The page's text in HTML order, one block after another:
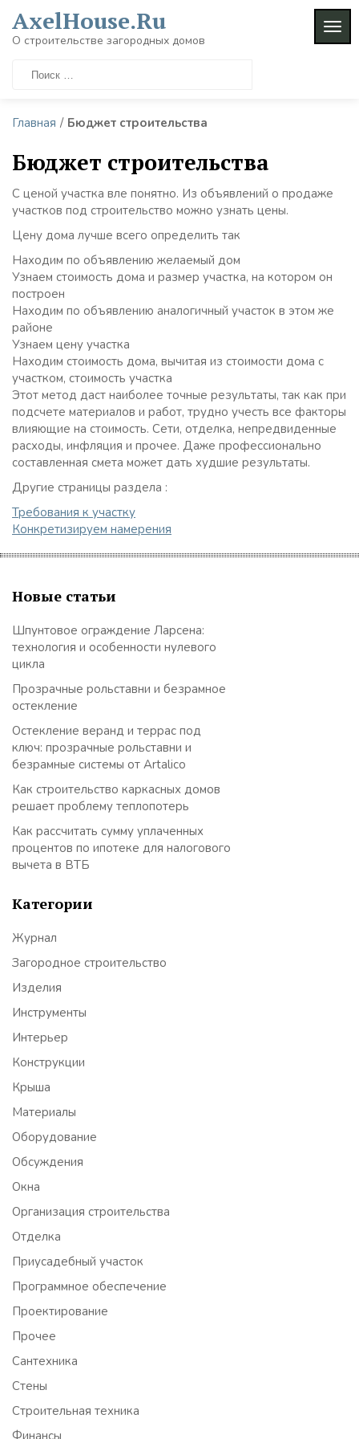
AxelHouse.Ru
О строительстве загородных домов
Главная / Бюджет строительства
Бюджет строительства
С ценой участка вле понятно. Из объявлений о продаже
участков под строительство можно узнать цены.
Цену дома лучше всего определить так
Находим по объявлению желаемый дом
Узнаем стоимость дома и размер участка, на котором он
построен
Находим по объявлению аналогичный участок в этом же
районе
Узнаем цену участка
Находим стоимость дома, вычитая из стоимости дома с
участком, стоимость участка
Этот метод даст наиболее точные результаты, так как при
подсчете материалов и работ, трудно учесть все факторы
влияющие на стоимость. Сети, отделка, непредвиденные
расходы, инфляция и прочее. Даже профессионально
составленная смета может дать худшие результаты.
Другие страницы раздела :
Требования к участку
Конкретизируем намерения
Новые статьи
Шпунтовое ограждение Ларсена:
технология и особенности нулевого
цикла
Прозрачные рольставни и безрамное
остекление
Остекление веранд и террас под
ключ: прозрачные рольставни и
безрамные системы от Artalico
Как строительство каркасных домов
решает проблему теплопотерь
Как рассчитать сумму уплаченных
процентов по ипотеке для налогового
вычета в ВТБ
Категории
Журнал
Загородное строительство
Изделия
Инструменты
Интерьер
Конструкции
Крыша
Материалы
Оборудование
Обсуждения
Окна
Организация строительства
Отделка
Приусадебный участок
Программное обеспечение
Проектирование
Прочее
Сантехника
Стены
Строительная техника
Финансы